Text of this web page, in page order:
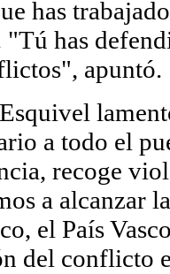
has
has
apuntó.
a todo el
recoge
a alcanzar
el País
del conflicto